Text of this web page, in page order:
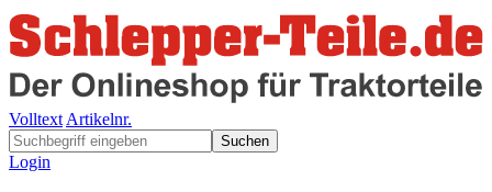
Volltext Artikelnr.
Suchen
Login